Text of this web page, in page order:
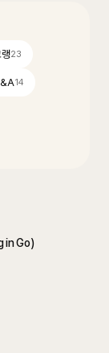
23
14
in Go)